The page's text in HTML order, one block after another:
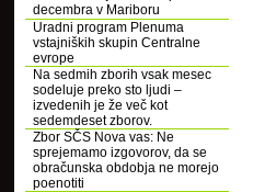
decembra v Mariboru
Uradni program Plenuma
vstajniških skupin Centralne
evrope
Na sedmih zborih vsak mesec
sodeluje preko sto ljudi –
izvedenih je že več kot
sedemdeset zborov.
Zbor SČS Nova vas: Ne
sprejemamo izgovorov, da se
obračunska obdobja ne morejo
poenotiti